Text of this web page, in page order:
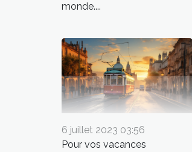
monde....
6 juillet 2023 03:56
Pour vos vacances